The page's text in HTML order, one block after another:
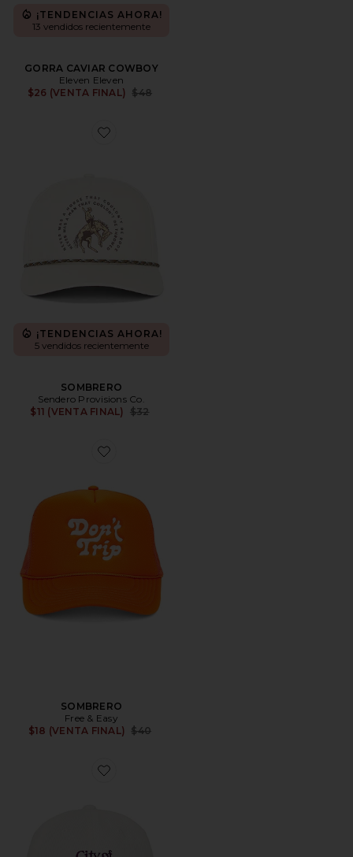
¡TENDENCIAS AHORA!
13 vendidos recientemente
GORRA CAVIAR COWBOY
Eleven Eleven
$26 (VENTA FINAL)
Previous price:
$48
Favorite SOMBRERO
¡TENDENCIAS AHORA!
5 vendidos recientemente
SOMBRERO
Sendero Provisions Co.
$11 (VENTA FINAL)
Previous price:
$32
Favorite SOMBRERO
SOMBRERO
Free & Easy
$18 (VENTA FINAL)
Previous price:
$40
Favorite GORRA CITY